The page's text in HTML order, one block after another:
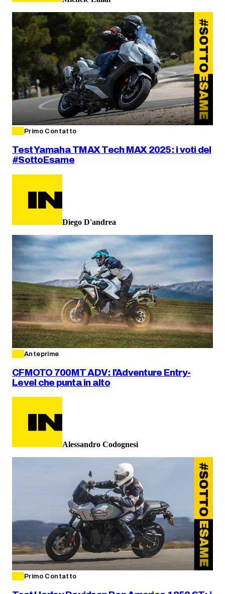
Primo Contatto
Test Yamaha TMAX Tech MAX 2025: i voti del
#SottoEsame
Diego D'andrea
Anteprime
CFMOTO 700MT ADV: l'Adventure Entry-
Level che punta in alto
Alessandro Codognesi
Primo Contatto